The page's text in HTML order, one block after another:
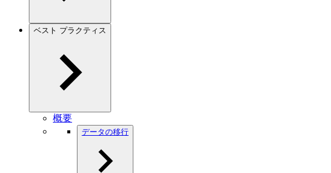
ベスト プラクティス
概要
データの移行